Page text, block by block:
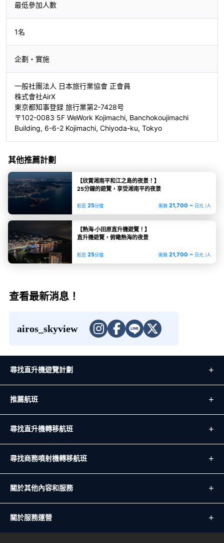
最低參加人數
1名
企劃・實施
一般社團法人 日本旅行業協會 正會員
株式會社AirX
東京都知事登録 旅行業第2-7428号
〒102-0083 5F WeWork Kojimachi, Banchokoujimachi
Building, 6-6-2 Kojimachi, Chiyoda-ku, Tokyo
其他推薦計劃
【欣賞湘南平和江之島的夜景！】
25分鐘的遊覽，享受湘南平的夜景
航班 25分鐘 衝鋒 21,700 ~ 日元 /人
【熱海·小田原直升機遊覽！】
直升機遊覽，俯瞰熱海的夜景
航班 25分鐘 衝鋒 21,700 ~ 日元 /人
查看最新消息！
airos_skyview
尋找直升機遊覽計劃
推薦航班
尋找直升機轉移航班
尋找商務噴射機轉移航班
關於其他內容和服務
關於服務運營